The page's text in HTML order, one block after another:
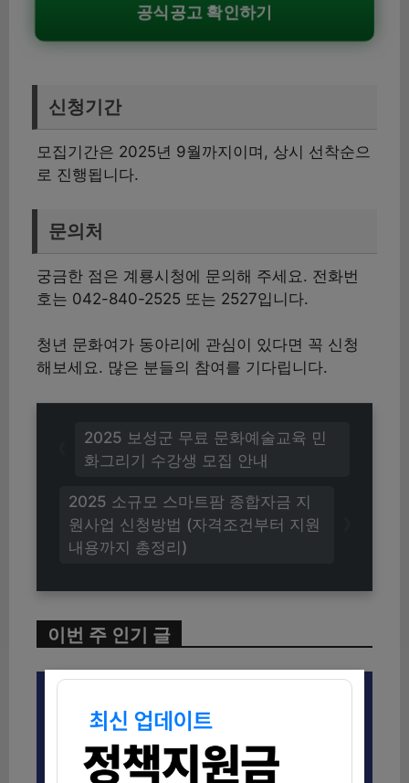
공식공고 확인하기
신청기간
모집기간은 2025년 9월까지이며, 상시 선착순으
로 진행됩니다.
문의처
궁금한 점은 계룡시청에 문의해 주세요. 전화번
호는 042-840-2525 또는 2527입니다.
청년 문화여가 동아리에 관심이 있다면 꼭 신청
해보세요. 많은 분들의 참여를 기다립니다.
2025 소규모 스마트팜 종합자금 지
원사업 신청방법 (자격조건부터 지원
내용까지 총정리)
2025 보성군 무료 문화예술교육 민
화그리기 수강생 모집 안내
이번 주 인기 글